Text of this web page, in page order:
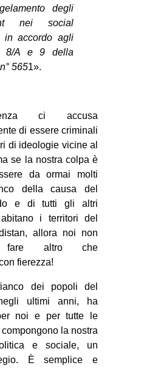
degli
nei social
in accordo agli
8/A e 9 della
5651».
ci accusa
di essere criminali
di ideologie vicine al
se la nostra colpa è
da ormai molti
della causa del
e di tutti gli altri
i territori del
allora noi non
fare altro che
fierezza!
dei popoli del
ultimi anni, ha
noi e per tutte le
la nostra
e sociale, un
È semplice e